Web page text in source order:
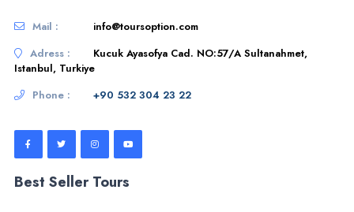
Mail :
info@toursoption.com
Adress :
Kucuk Ayasofya Cad. NO:57/A Sultanahmet,
Istanbul, Turkiye
Phone :
+90 532 304 23 22
Best Seller Tours